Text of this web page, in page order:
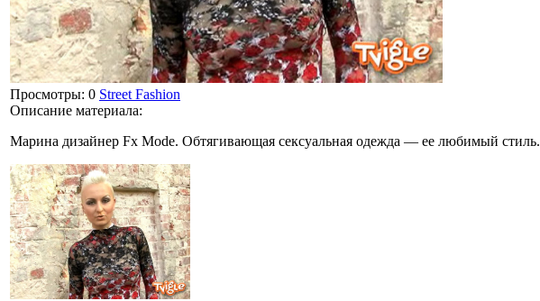
Просмотры: 0 Street Fashion
Описание материала:
Марина дизайнер Fx Mode. Обтягивающая сексуальная одежда — ее любимый стиль.